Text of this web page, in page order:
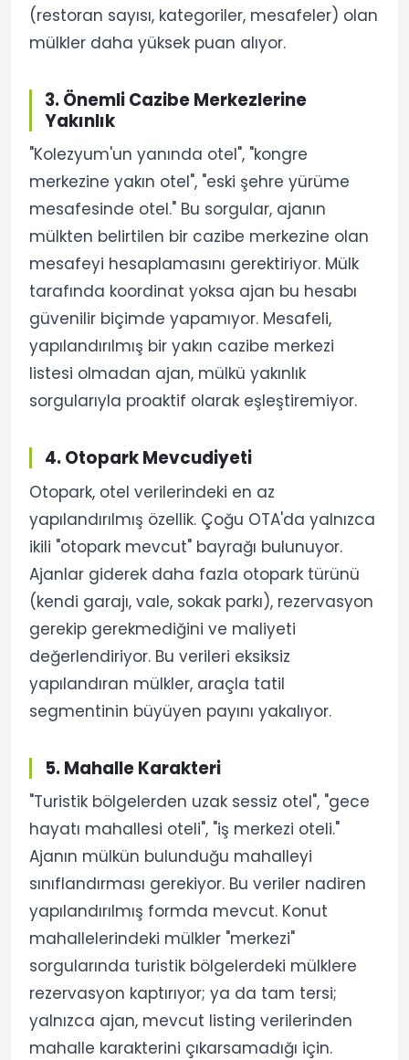
(restoran sayısı, kategoriler, mesafeler) olan
mülkler daha yüksek puan alıyor.
3. Önemli Cazibe Merkezlerine
Yakınlık
"Kolezyum'un yanında otel", "kongre
merkezine yakın otel", "eski şehre yürüme
mesafesinde otel." Bu sorgular, ajanın
mülkten belirtilen bir cazibe merkezine olan
mesafeyi hesaplamasını gerektiriyor. Mülk
tarafında koordinat yoksa ajan bu hesabı
güvenilir biçimde yapamıyor. Mesafeli,
yapılandırılmış bir yakın cazibe merkezi
listesi olmadan ajan, mülkü yakınlık
sorgularıyla proaktif olarak eşleştiremiyor.
4. Otopark Mevcudiyeti
Otopark, otel verilerindeki en az
yapılandırılmış özellik. Çoğu OTA'da yalnızca
ikili "otopark mevcut" bayrağı bulunuyor.
Ajanlar giderek daha fazla otopark türünü
(kendi garajı, vale, sokak parkı), rezervasyon
gerekip gerekmediğini ve maliyeti
değerlendiriyor. Bu verileri eksiksiz
yapılandıran mülkler, araçla tatil
segmentinin büyüyen payını yakalıyor.
5. Mahalle Karakteri
"Turistik bölgelerden uzak sessiz otel", "gece
hayatı mahallesi oteli", "iş merkezi oteli."
Ajanın mülkün bulunduğu mahalleyi
sınıflandırması gerekiyor. Bu veriler nadiren
yapılandırılmış formda mevcut. Konut
mahallelerindeki mülkler "merkezi"
sorgularında turistik bölgelerdeki mülklere
rezervasyon kaptırıyor; ya da tam tersi;
yalnızca ajan, mevcut listing verilerinden
mahalle karakterini çıkarsamadığı için.